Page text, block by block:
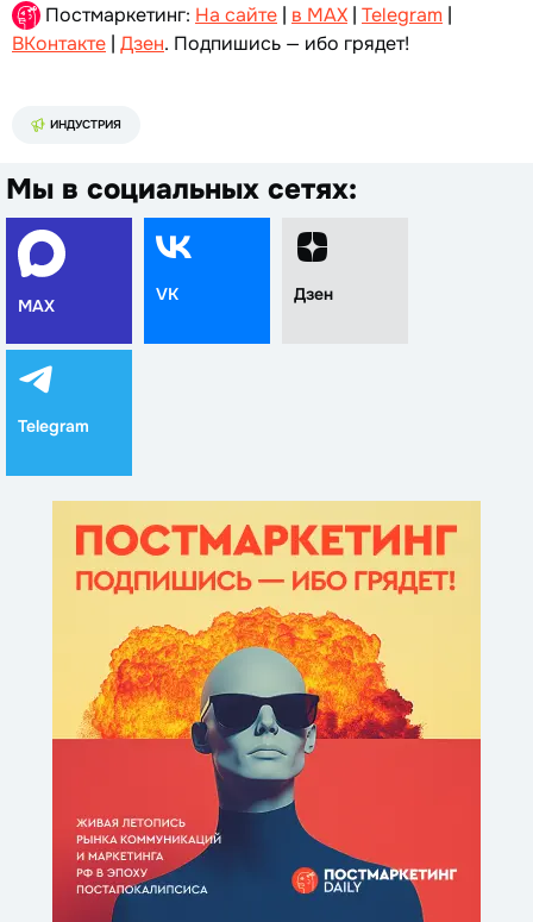
Постмаркетинг: На сайте | в MAX | Telegram |
ВКонтакте | Дзен. Подпишись — ибо грядет!
ИНДУСТРИЯ
Мы в социальных сетях:
MAX
VK Дзен
Telegram